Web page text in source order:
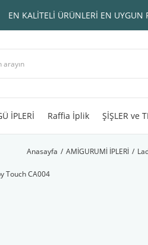
EN KALİTELİ ÜRÜNLERİ EN UYGUN
İPLERİ Raffia İplik ŞİŞLER ve
Anasayfa AMİGURUMİ İPLERİ